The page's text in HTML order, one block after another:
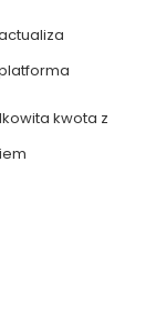
kwota z